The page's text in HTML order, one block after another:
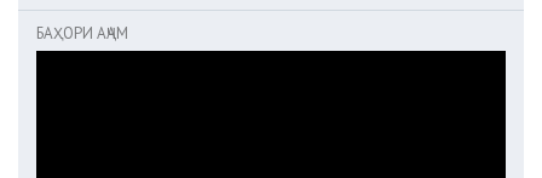
БАҲОРИ АҶАМ